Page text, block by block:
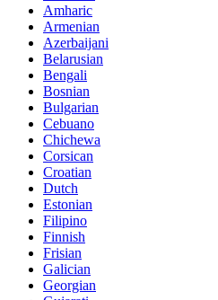
Amharic
Armenian
Azerbaijani
Belarusian
Bengali
Bosnian
Bulgarian
Cebuano
Chichewa
Corsican
Croatian
Dutch
Estonian
Filipino
Finnish
Frisian
Galician
Georgian